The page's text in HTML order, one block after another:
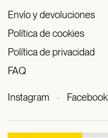
Envío y devoluciones
Política de cookies
Política de privacidad
FAQ
Instagram · Facebook